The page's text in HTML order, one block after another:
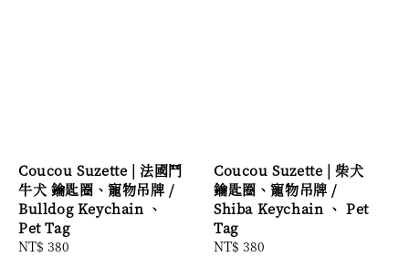
Coucou Suzette | 法國鬥
牛犬 鑰匙圈、寵物吊牌 /
Bulldog Keychain 、
Pet Tag
Regular
NT$ 380
Coucou Suzette | 柴犬
鑰匙圈、寵物吊牌 /
Shiba Keychain 、 Pet
Tag
Regular
NT$ 380